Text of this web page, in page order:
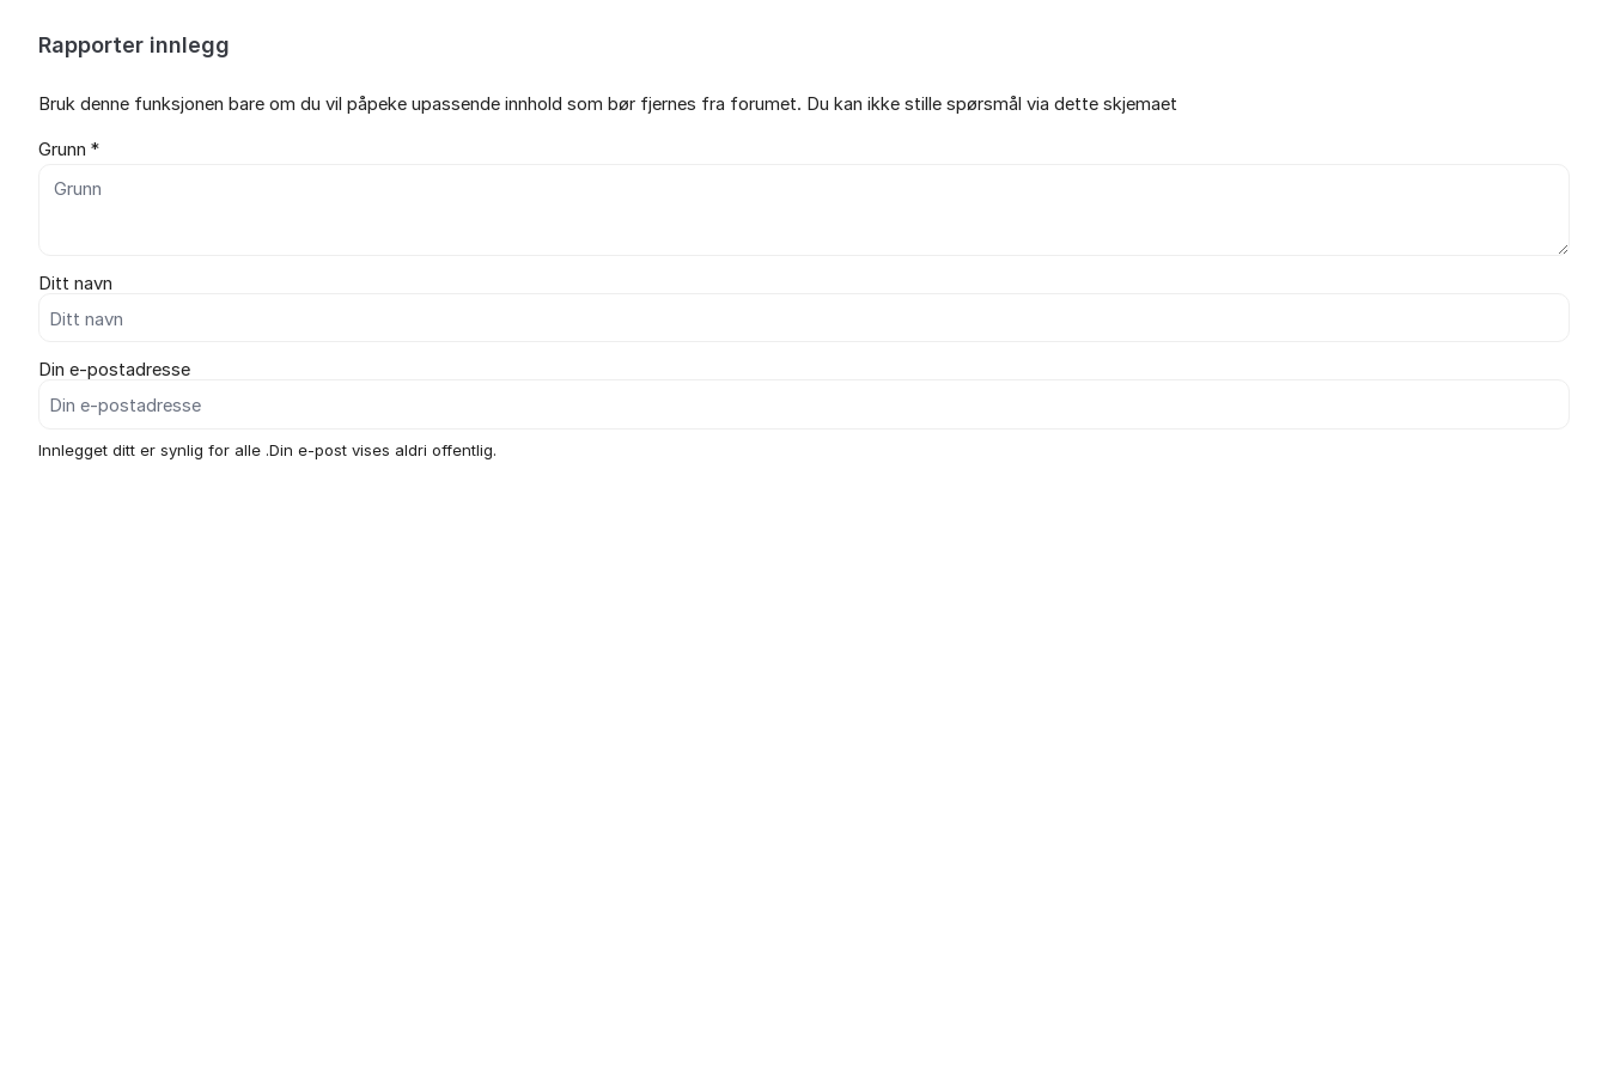
Rapporter innlegg
Bruk denne funksjonen bare om du vil påpeke upassende innhold som bør fjernes fra forumet. Du kan ikke stille spørsmål via dette skjemaet
Grunn *
Ditt navn
Din e-postadresse
Innlegget ditt er synlig for alle .Din e-post vises aldri offentlig.